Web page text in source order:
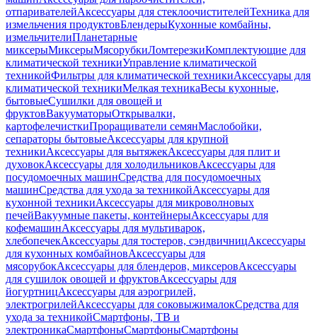
отпаривателейАксессуары для стеклоочистителейТехника для
измельчения продуктовБлендерыКухонные комбайны,
измельчителиПланетарные
миксерыМиксерыМясорубкиЛомтерезкиКомплектующие для
климатической техникиУправление климатической
техникойФильтры для климатической техникиАксессуары для
климатической техникиМелкая техникаВесы кухонные,
бытовыеСушилки для овощей и
фруктовВакууматорыОткрывалки,
картофелечисткиПроращиватели семянМаслобойки,
сепараторы бытовыеАксессуары для крупной
техникиАксессуары для вытяжекАксессуары для плит и
духовокАксессуары для холодильниковАксессуары для
посудомоечных машинСредства для посудомоечных
машинСредства для ухода за техникойАксессуары для
кухонной техникиАксессуары для микроволновых
печейВакуумные пакеты, контейнерыАксессуары для
кофемашинАксессуары для мультиварок,
хлебопечекАксессуары для тостеров, сэндвичницАксессуары
для кухонных комбайновАксессуары для
мясорубокАксессуары для блендеров, миксеровАксессуары
для сушилок овощей и фруктовАксессуары для
йогуртницАксессуары для аэрогрилей,
электрогрилейАксессуары для соковыжималокСредства для
ухода за техникойСмартфоны, ТВ и
электроникаСмартфоныСмартфоныСмартфоны